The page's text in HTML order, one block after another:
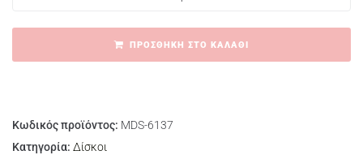
ΠΡΟΣΘΉΚΗ ΣΤΟ ΚΑΛΆΘΙ
Κωδικός προϊόντος: MDS-6137
Κατηγορία: Δίσκοι